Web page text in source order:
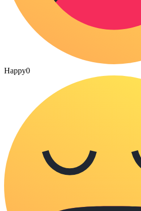
Happy0